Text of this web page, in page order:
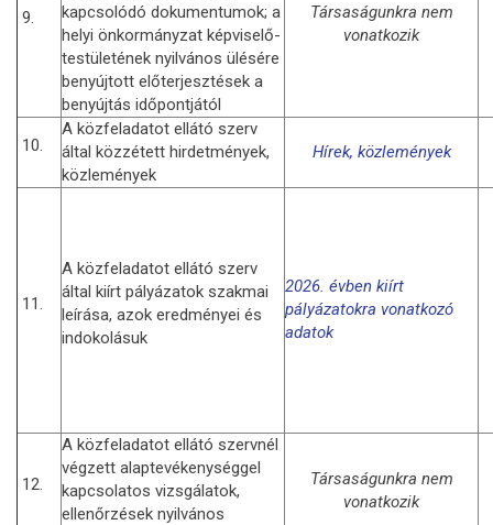
9.
kapcsolódó dokumentumok; a
helyi önkormányzat képviselő-
testületének nyilvános ülésére
benyújtott előterjesztések a
benyújtás időpontjától
Társaságunkra nem
vonatkozik
10.
A közfeladatot ellátó szerv
által közzétett hirdetmények,
közlemények
Hírek, közlemények
11.
A közfeladatot ellátó szerv
által kiírt pályázatok szakmai
leírása, azok eredményei és
indokolásuk
2026. évben kiírt
pályázatokra vonatkozó
adatok
12.
A közfeladatot ellátó szervnél
végzett alaptevékenységgel
kapcsolatos vizsgálatok,
ellenőrzések nyilvános
Társaságunkra nem
vonatkozik